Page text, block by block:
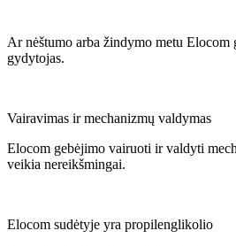
Ar nėštumo arba žindymo metu Elocom
gydytojas.
Vairavimas ir mechanizmų valdymas
Elocom gebėjimo vairuoti ir valdyti
veikia nereikšmingai.
Elocom sudėtyje yra propilenglikolio